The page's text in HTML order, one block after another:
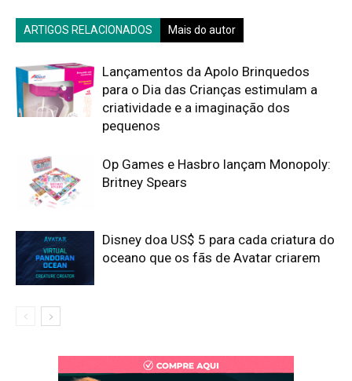
ARTIGOS RELACIONADOS Mais do autor
Lançamentos da Apolo Brinquedos
para o Dia das Crianças estimulam a
criatividade e a imaginação dos
pequenos
Op Games e Hasbro lançam Monopoly:
Britney Spears
Disney doa US$ 5 para cada criatura do
oceano que os fãs de Avatar criarem